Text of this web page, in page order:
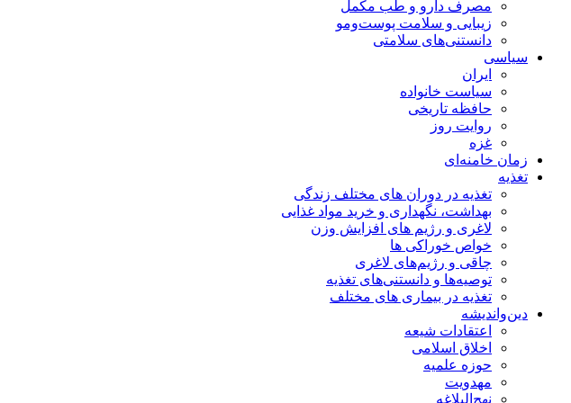
مصرف دارو و طب مکمل
زیبایی و سلامت پوست‌ومو
دانستنی‌های سلامتی
سیاسی
ایران
سیاست خانواده
حافظه تاریخی
روایت روز
غزه
زمان خامنه‌ای
تغذیه
تغذیه در دوران های مختلف زندگی
بهداشت، نگهداری و خرید مواد غذایی
لاغری و رژیم های افزایش وزن
خواص خوراكی ها
چاقی و رژیم‌های لاغری
توصیه‌ها و دانستنی‌های تغذیه
تغذیه در بیماری های مختلف
دین‌واندیشه
اعتقادات شیعه
اخلاق اسلامی
حوزه علمیه
مهدویت
نهج‌البلاغه